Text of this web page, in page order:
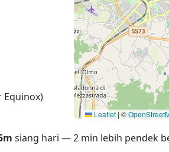
Equinox)
Leaflet | ©
siang hari — 2 min lebih pendek